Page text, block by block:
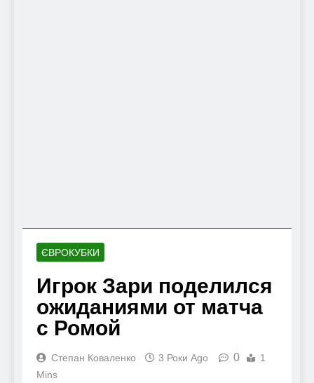
ЄВРОКУБКИ
Игрок Зари поделился
ожиданиями от матча
с Ромой
Степан Коваленко 3 Роки Ago 0
1
Mins